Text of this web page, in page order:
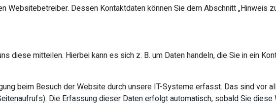
Websitebetreiber. Dessen Kontaktdaten können Sie dem Abschnitt „Hinweis
diese mitteilen. Hierbei kann es sich z. B. um Daten handeln, die Sie in ein
beim Besuch der Website durch unsere IT-Systeme erfasst. Das sind vor
Die Erfassung dieser Daten erfolgt automatisch, sobald Sie diese